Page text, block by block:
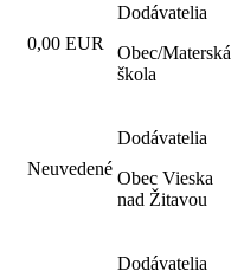
0,00 EUR
Dodávatelia
Obec/Materská
škola
Neuvedené
Dodávatelia
Obec Vieska
nad Žitavou
Dodávatelia